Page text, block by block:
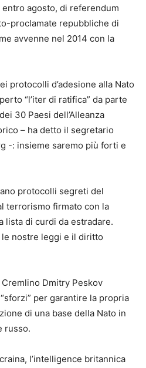
entro agosto, di referendum
proclamate repubbliche di
avvenne nel 2014 con la
protocolli d’adesione alla Nato
“l’iter di ratifica” da parte
30 Paesi dell’Alleanza
– ha detto il segretario
-: insieme saremo più forti e
protocolli segreti del
terrorismo firmato con la
lista di curdi da estradare.
le nostre leggi e il diritto
Dmitry Peskov
per garantire la propria
di una base della Nato in
russo.
l’intelligence britannica